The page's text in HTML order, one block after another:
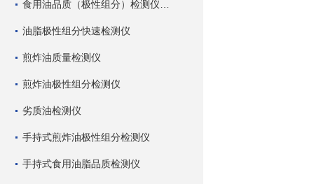
油脂极性组分快速检测仪
煎炸油质量检测仪
煎炸油极性组分检测仪
劣质油检测仪
手持式煎炸油极性组分检测仪
手持式食用油脂品质检测仪